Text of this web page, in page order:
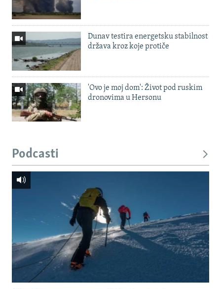
Dunav testira energetsku stabilnost
država kroz koje protiče
'Ovo je moj dom': Život pod ruskim
dronovima u Hersonu
Podcasti